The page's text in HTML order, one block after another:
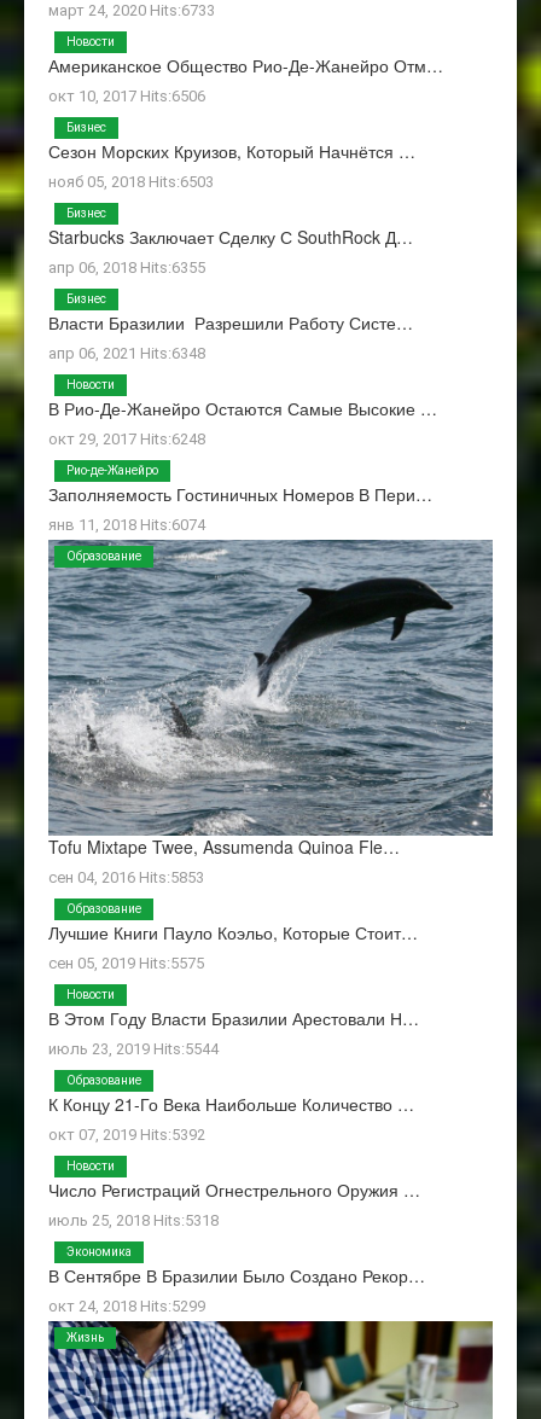
март 24, 2020 Hits:6733
Американское Общество Рио-Де-Жанейро Отм…
окт 10, 2017 Hits:6506
Новости
Сезон Морских Круизов, Который Начнётся …
нояб 05, 2018 Hits:6503
Бизнес
Starbucks Заключает Сделку С SouthRock Д…
апр 06, 2018 Hits:6355
Бизнес
Власти Бразилии Разрешили Работу Систе…
апр 06, 2021 Hits:6348
Бизнес
В Рио-Де-Жанейро Остаются Самые Высокие …
окт 29, 2017 Hits:6248
Новости
Заполняемость Гостиничных Номеров В Пери…
янв 11, 2018 Hits:6074
Рио-де-Жанейро
Tofu Mixtape Twee, Assumenda Quinoa Fle…
сен 04, 2016 Hits:5853
Образование
Лучшие Книги Пауло Коэльо, Которые Стоит…
сен 05, 2019 Hits:5575
Образование
В Этом Году Власти Бразилии Арестовали Н…
июль 23, 2019 Hits:5544
Новости
К Концу 21-Го Века Наибольше Количество …
окт 07, 2019 Hits:5392
Образование
Число Регистраций Огнестрельного Оружия …
июль 25, 2018 Hits:5318
Новости
В Сентябре В Бразилии Было Создано Рекор…
окт 24, 2018 Hits:5299
Экономика
Жизнь